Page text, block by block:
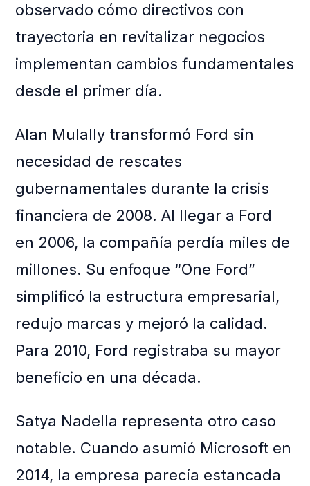
observado cómo directivos con
trayectoria en revitalizar negocios
implementan cambios fundamentales
desde el primer día.
Alan Mulally transformó Ford sin
necesidad de rescates
gubernamentales durante la crisis
financiera de 2008. Al llegar a Ford
en 2006, la compañía perdía miles de
millones. Su enfoque “One Ford”
simplificó la estructura empresarial,
redujo marcas y mejoró la calidad.
Para 2010, Ford registraba su mayor
beneficio en una década.
Satya Nadella representa otro caso
notable. Cuando asumió Microsoft en
2014, la empresa parecía estancada